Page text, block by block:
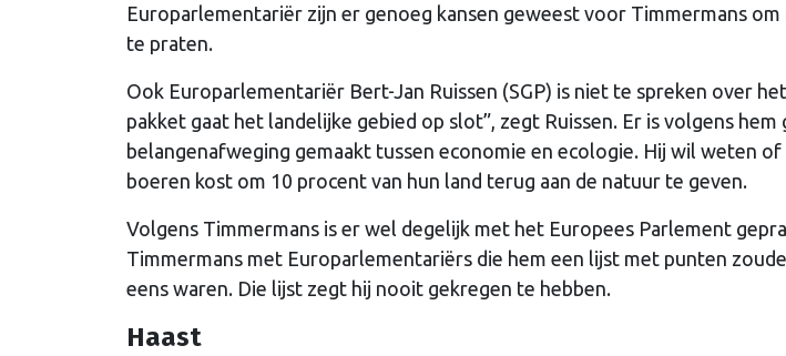
Europarlementariër zijn er genoeg kansen geweest voor Timmermans
te praten.
Ook Europarlementariër Bert-Jan Ruissen (SGP) is niet te spreken over
pakket gaat het landelijke gebied op slot”, zegt Ruissen. Er is volgens
belangenafweging gemaakt tussen economie en ecologie. Hij wil weten
boeren kost om 10 procent van hun land terug aan de natuur te geven.
Volgens Timmermans is er wel degelijk met het Europees Parlement
Timmermans met Europarlementariërs die hem een lijst met punten
eens waren. Die lijst zegt hij nooit gekregen te hebben.
Haast